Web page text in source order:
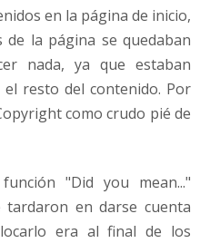
en la página de inicio,
la página se quedaban
nada, ya que estaban
resto del contenido. Por
como crudo pié de
"Did you mean..."
en darse cuenta
era al final de los